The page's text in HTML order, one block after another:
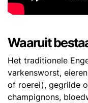
Waaruit
Het traditionele
varkensworst,
of roerei), gegrilde
champignons,